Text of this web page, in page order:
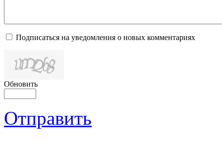
Подписаться на уведомления о новых комментариях
Обновить
Отправить